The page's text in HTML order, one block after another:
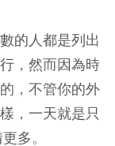
的人都是列出
，然而因為時
，不管你的外
，一天就是只
多。